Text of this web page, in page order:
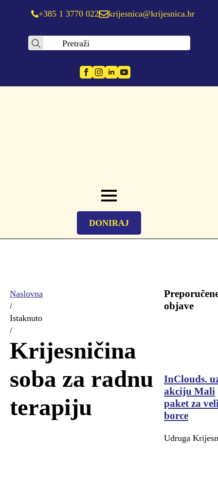
+385 1 3770 022 krijesnica@krijesnica.hr
Search
DONIRAJ
Naslovna
/
Istaknuto
/
Krijesničina
soba za radnu
terapiju
objave
InClouds.
akciju Mali
paket za
borce
Udruga